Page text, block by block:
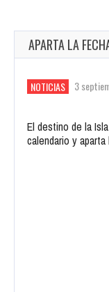
APARTA LA
NOTICIAS 3
El destino de la
calendario y